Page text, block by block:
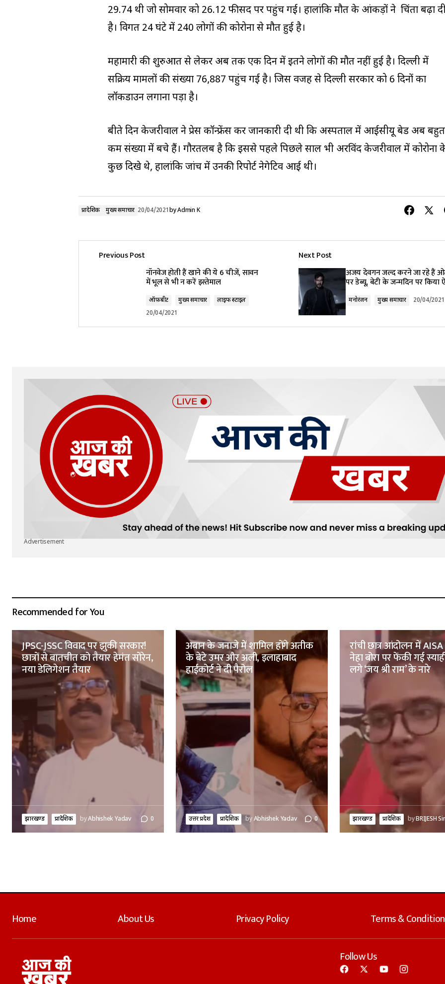
29.74 थी जो सोमवार को 26.12 फीसद पर पहुंच गई। हालांकि मौत के आंकड़ों ने चिंता बढ़ा
है। विगत 24 घंटे में 240 लोगों की कोरोना से मौत हुई है।
महामारी की शुरुआत से लेकर अब तक एक दिन में इतने लोगों की मौत नहीं हुई है। दिल्ली में
सक्रिय मामलों की संख्या 76,887 पहुंच गई है। जिस वजह से दिल्ली सरकार को 6 दिनों का
लॉकडाउन लगाना पड़ा है।
बीते दिन केजरीवाल ने प्रेस कॉन्फ्रेंस कर जानकारी दी थी कि अस्पताल में आईसीयू बेड अब बहुत
कम संख्या में बचे हैं। गौरतलब है कि इससे पहले पिछले साल भी अरविंद केजरीवाल में कोरोना
कुछ दिखे थे, हालांकि जांच में उनकी रिपोर्ट नेगेटिव आई थी।
प्रादेशिक मुख्य समाचार 20/04/2021byAdmin K
Previous Post
नॉनवेज होती हैं खाने की ये 6 चीजें, सावन
में भूल से भी न करें इस्तेमाल
ऑफ़बीट मुख्य समाचार
लाइफ स्टाइल
20/04/2021
Next Post
अजय देवगन जल्द करने जा रहे हैं
पर डेब्यू, बेटी के जन्मदिन पर किया
मनोरंजन मुख्य समाचार 20/04/2021
Advertisement
Recommended for You
JPSC-JSSC विवाद पर झुकी सरकार!
छात्रों से बातचीत को तैयार हेमंत सोरेन,
नया डेलिगेशन तैयार
झारखण्ड प्रादेशिक byAbhishek Yadav 0
अबान के जनाजे में शामिल होंगे अतीक
के बेटे उमर और अली, इलाहाबाद
हाईकोर्ट ने दी पैरोल
उत्तर प्रदेश प्रादेशिक byAbhishek Yadav 0
रांची छात्र आंदोलन में
नेहा बोरा पर फेंकी गई
लगे ‘जय श्री राम’ के नारे
झारखण्ड प्रादेशिक byBRIJESH
Home About Us Privacy Policy Terms &
Follow Us